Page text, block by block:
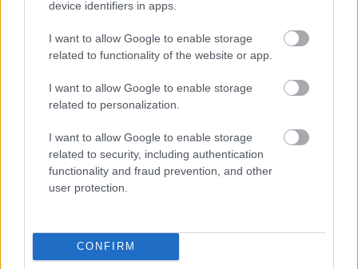
device identifiers in apps.
I want to allow Google to enable storage
related to functionality of the website or app.
I want to allow Google to enable storage
related to personalization.
I want to allow Google to enable storage
related to security, including authentication
functionality and fraud prevention, and other
user protection.
CONFIRM
megtapasztalható az általa remek érzékkel
megválasztott kísérőzenék használata.